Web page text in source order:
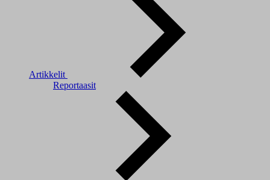
Artikkelit
Reportaasit